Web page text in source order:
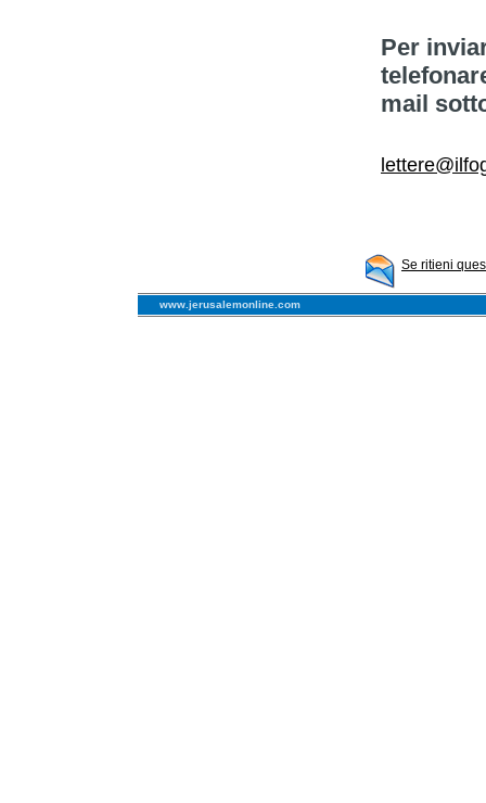
Per
mail
Se ritieni
www.jerusalemonline.com